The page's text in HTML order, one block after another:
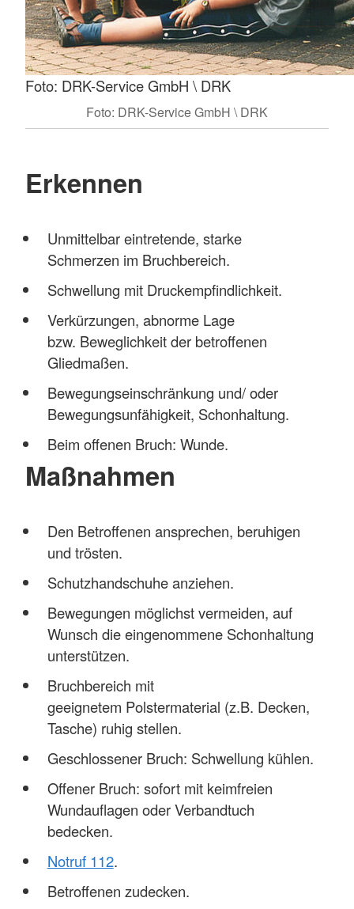
Foto: DRK-Service GmbH \ DRK
Foto: DRK-Service GmbH \ DRK
Erkennen
Unmittelbar eintretende, starke
Schmerzen im Bruchbereich.
Schwellung mit Druckempfindlichkeit.
Verkürzungen, abnorme Lage
bzw. Beweglichkeit der betroffenen
Gliedmaßen.
Bewegungseinschränkung und/ oder
Bewegungsunfähigkeit, Schonhaltung.
Beim offenen Bruch: Wunde.
Maßnahmen
Den Betroffenen ansprechen, beruhigen
und trösten.
Schutzhandschuhe anziehen.
Bewegungen möglichst vermeiden, auf
Wunsch die eingenommene Schonhaltung
unterstützen.
Bruchbereich mit
geeignetem Polstermaterial (z.B. Decken,
Tasche) ruhig stellen.
Geschlossener Bruch: Schwellung kühlen.
Offener Bruch: sofort mit keimfreien
Wundauflagen oder Verbandtuch
bedecken.
Notruf 112.
Betroffenen zudecken.